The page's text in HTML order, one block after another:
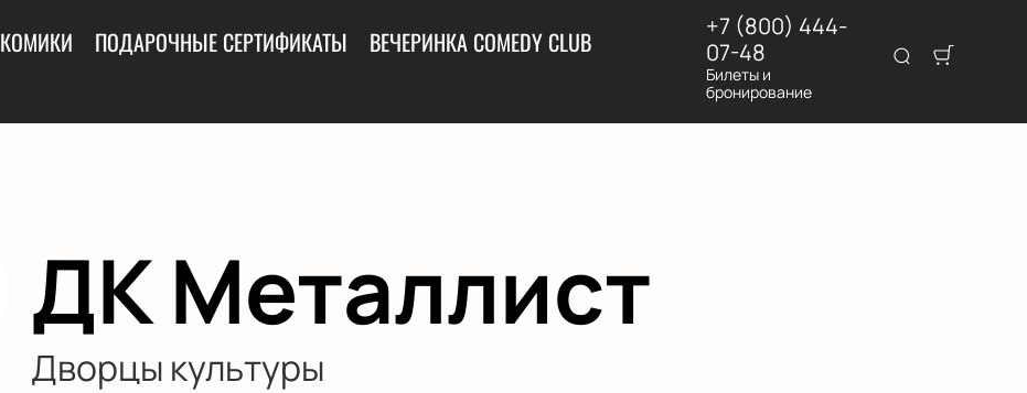
КОМИКИ ПОДАРОЧНЫЕ СЕРТИФИКАТЫ
ВЕЧЕРИНКА COMEDY CLUB
+7 (800) 444-
07-48
Билеты и
бронирование
ДК Металлист
Дворцы культуры